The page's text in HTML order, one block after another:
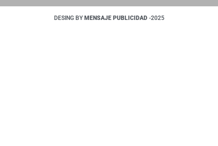
DESING BY MENSAJE PUBLICIDAD -2025